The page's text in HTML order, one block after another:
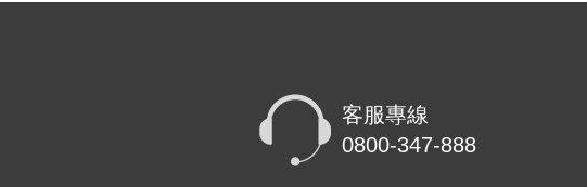
客服專線
0800-347-888